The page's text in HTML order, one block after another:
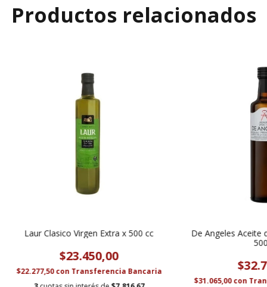
Productos relacionados
Laur Clasico Virgen Extra x 500 cc
$23.450,00
$22.277,50con Transferencia Bancaria
De Angeles Aceite
$31.065,00con